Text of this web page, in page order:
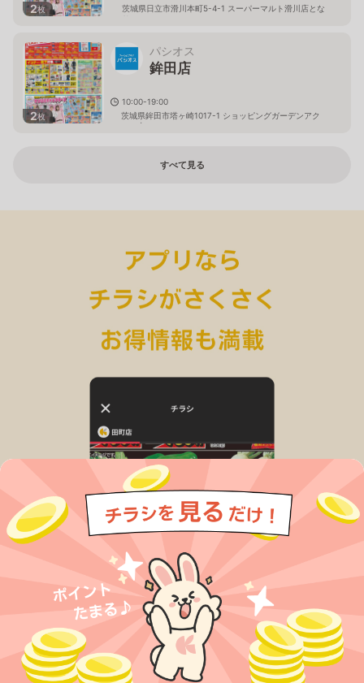
2枚
茨城県日立市滑川本町5-4-1 スーパーマルト滑川店とな
2枚
パシオス
鉾田店
10:00-19:00
茨城県鉾田市塔ヶ崎1017-1 ショッピングガーデンアク
ロス内
すべて見る